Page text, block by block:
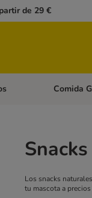
de 29 €
Comida Perros
Menú de
Comida
Los snacks
tu mascota a